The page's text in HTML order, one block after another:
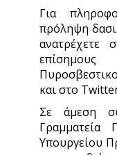
Για
πρόληψη
ανατρέχετε
και στο
Σε άμεση
Γραμματεία
Υπουργείου